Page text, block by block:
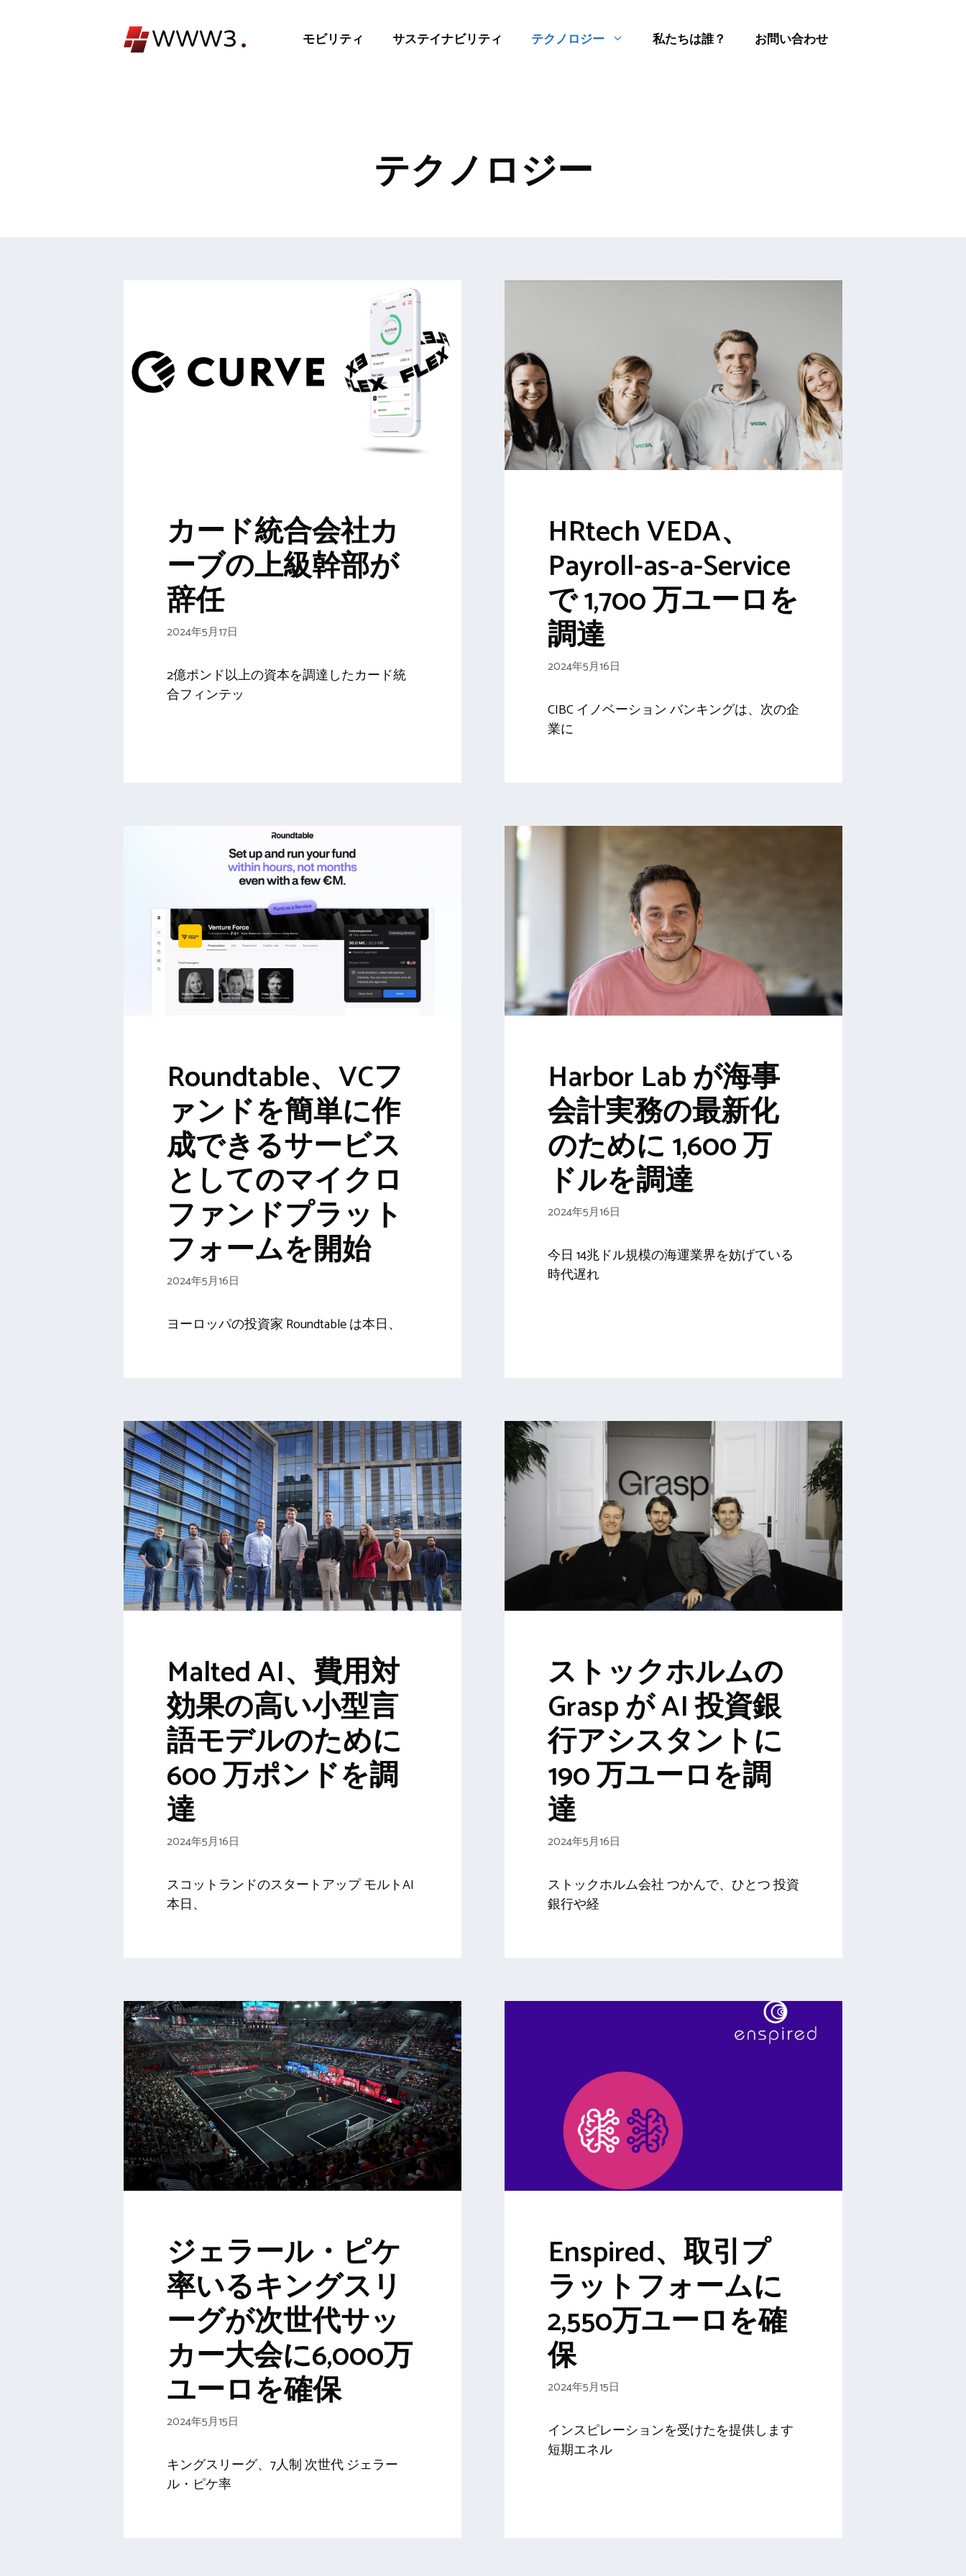
モビリティ サステイナビリティ テクノロジー 私たちは誰？ お問い合わせ
テクノロジー
カード統合会社カ
ーブの上級幹部が
辞任
2024年5月17日
2億ポンド以上の資本を調達したカード統
合フィンテッ
HRtech VEDA、
Payroll-as-a-Service
で 1,700 万ユーロを
調達
2024年5月16日
CIBC イノベーション バンキングは、次の企
業に
Roundtable、VCフ
ァンドを簡単に作
成できるサービス
としてのマイクロ
ファンドプラット
フォームを開始
2024年5月16日
ヨーロッパの投資家 Roundtable は本日、
Harbor Lab が海事
会計実務の最新化
のために 1,600 万
ドルを調達
2024年5月16日
今日 14兆ドル規模の海運業界を妨げている
時代遅れ
Malted AI、費用対
効果の高い小型言
語モデルのために
600 万ポンドを調
達
2024年5月16日
スコットランドのスタートアップ モルトAI
本日、
ストックホルムの
Grasp が AI 投資銀
行アシスタントに
190 万ユーロを調
達
2024年5月16日
ストックホルム会社 つかんで、ひとつ 投資
銀行や経
ジェラール・ピケ
率いるキングスリ
ーグが次世代サッ
カー大会に6,000万
ユーロを確保
2024年5月15日
キングスリーグ、7人制 次世代 ジェラー
ル・ピケ率
Enspired、取引プ
ラットフォームに
2,550万ユーロを確
保
2024年5月15日
インスピレーションを受けたを提供します
短期エネル